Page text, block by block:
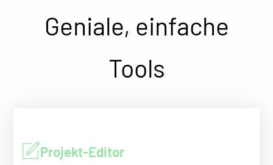
Geniale, einfache
Tools
Projekt-Editor